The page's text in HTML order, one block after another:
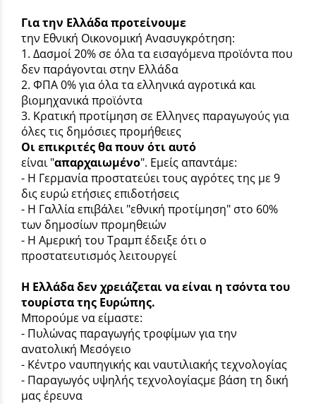
Για την Ελλάδα προτείνουμε
την Εθνική Οικονομική Ανασυγκρότηση:
1. Δασμοί 20% σε όλα τα εισαγόμενα προϊόντα που
δεν παράγονται στην Ελλάδα
2. ΦΠΑ 0% για όλα τα ελληνικά αγροτικά και
βιομηχανικά προϊόντα
3. Κρατική προτίμηση σε Ελληνες παραγωγούς για
όλες τις δημόσιες προμήθειες
Οι επικριτές θα πουν ότι αυτό
είναι "απαρχαιωμένο". Εμείς απαντάμε:
- Η Γερμανία προστατεύει τους αγρότες της με 9
δις ευρώ ετήσιες επιδοτήσεις
- Η Γαλλία επιβάλει "εθνική προτίμηση" στο 60%
των δημοσίων προμηθειών
- Η Αμερική του Τραμπ έδειξε ότι ο
προστατευτισμός λειτουργεί
Η Ελλάδα δεν χρειάζεται να είναι η τσόντα του
τουρίστα της Ευρώπης.
Μπορούμε να είμαστε:
- Πυλώνας παραγωγής τροφίμων για την
ανατολική Μεσόγειο
- Κέντρο ναυπηγικής και ναυτιλιακής τεχνολογίας
- Παραγωγός υψηλής τεχνολογίαςμε βάση τη δική
μας έρευνα